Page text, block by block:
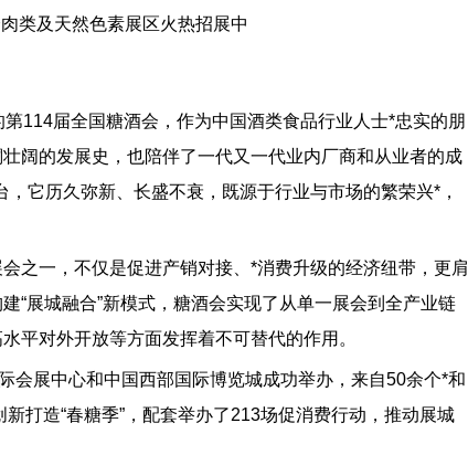
114届全国糖酒会，作为中国酒类食品行业人士*忠实的朋
阔的发展史，也陪伴了一代又一代业内厂商和从业者的成
它历久弥新、长盛不衰，既源于行业与市场的繁荣兴*，
之一，不仅是促进产销对接、*消费升级的经济纽带，更肩
“展城融合”新模式，糖酒会实现了从单一展会到全产业链
平对外开放等方面发挥着不可替代的作用。
会展中心和中国西部国际博览城成功举办，来自50余个*和
打造“春糖季”，配套举办了213场促消费行动，推动展城